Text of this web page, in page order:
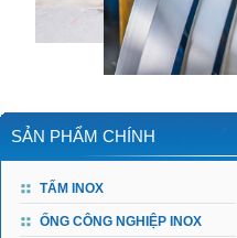
SẢN PHẨM CHÍNH
TẤM INOX
ỐNG CÔNG NGHIỆP INOX